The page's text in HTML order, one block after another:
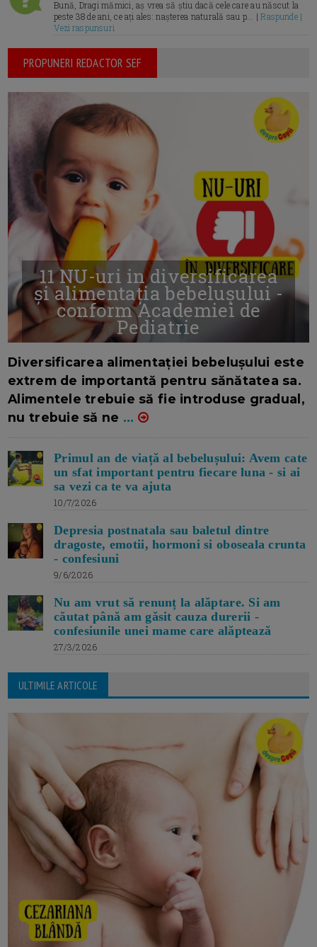
Bună, Dragi mămici, aș vrea să știu dacă cele care au născut la
peste 38 de ani, ce ați ales: nașterea naturală sau p... |Raspunde |
Vezi raspunsuri
PROPUNERI REDACTOR SEF
11 NU-uri in diversificarea
și alimentația bebelușului -
conform Academiei de
Pediatrie
Diversificarea alimentației bebelușului este
extrem de importantă pentru sănătatea sa.
Alimentele trebuie să fie introduse gradual,
nu trebuie să ne ...
Primul an de viață al bebelușului: Avem cate
un sfat important pentru fiecare luna - si ai
sa vezi ca te va ajuta
10/7/2026
Depresia postnatala sau baletul dintre
dragoste, emotii, hormoni si oboseala crunta
- confesiuni
9/6/2026
Nu am vrut să renunț la alăptare. Si am
căutat până am găsit cauza durerii -
confesiunile unei mame care alăptează
27/3/2026
ULTIMILE ARTICOLE